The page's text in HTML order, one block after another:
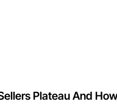
Plateau And